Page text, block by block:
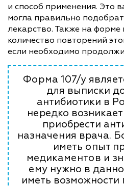
и способ применения. Это
могла правильно
лекарство. Также на форме
количество повторений
если необходимо
Форма 107/у
для выписки
антибиотики в
нередко
приобрести
назначения врача.
иметь опыт
медикаментов и
ему нужно в
иметь возможности